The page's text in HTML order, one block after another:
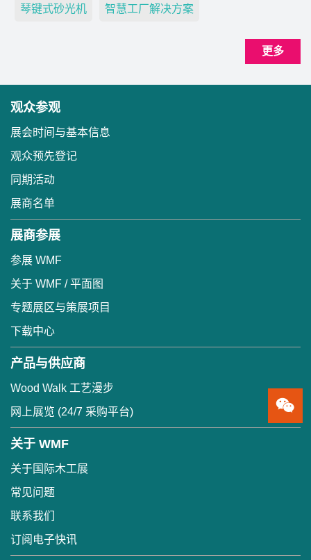
琴键式砂光机 智慧工厂解决方案
更多
观众参观
展会时间与基本信息
观众预先登记
同期活动
展商名单
展商参展
参展 WMF
关于 WMF / 平面图
专题展区与策展项目
下载中心
产品与供应商
Wood Walk 工艺漫步
网上展览 (24/7 采购平台)
关于 WMF
关于国际木工展
常见问题
联系我们
订阅电子快讯